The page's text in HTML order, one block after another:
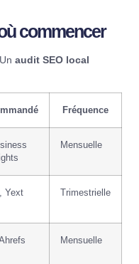
commencer
audit SEO local
Fréquence
Mensuelle
Yext Trimestrielle
Mensuelle